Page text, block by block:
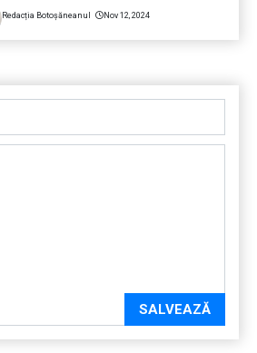
Redacția Botoșăneanul Nov 12, 2024
SALVEAZĂ